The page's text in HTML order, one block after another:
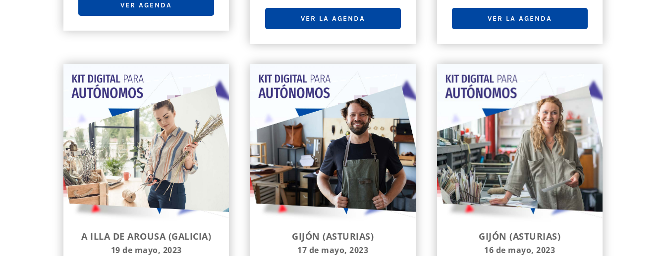
VER AGENDA
VER LA AGENDA VER LA AGENDA
A ILLA DE AROUSA (GALICIA)
19 de mayo, 2023
GIJÓN (ASTURIAS)
17 de mayo, 2023
GIJÓN (ASTURIAS)
16 de mayo, 2023